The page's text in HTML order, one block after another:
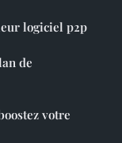
logiciel p2p
de
votre